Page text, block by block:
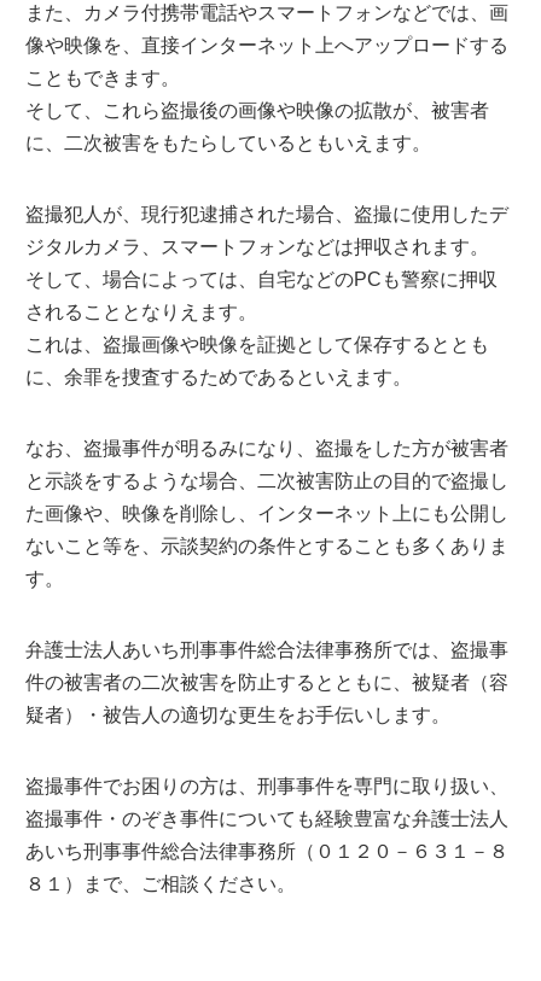
また、カメラ付携帯電話やスマートフォンなどでは、画
像や映像を、直接インターネット上へアップロードする
こともできます。
そして、これら盗撮後の画像や映像の拡散が、被害者
に、二次被害をもたらしているともいえます。
盗撮犯人が、現行犯逮捕された場合、盗撮に使用したデ
ジタルカメラ、スマートフォンなどは押収されます。
そして、場合によっては、自宅などのPCも警察に押収
されることとなりえます。
これは、盗撮画像や映像を証拠として保存するととも
に、余罪を捜査するためであるといえます。
なお、盗撮事件が明るみになり、盗撮をした方が被害者
と示談をするような場合、二次被害防止の目的で盗撮し
た画像や、映像を削除し、インターネット上にも公開し
ないこと等を、示談契約の条件とすることも多くありま
す。
弁護士法人あいち刑事事件総合法律事務所では、盗撮事
件の被害者の二次被害を防止するとともに、被疑者（容
疑者）・被告人の適切な更生をお手伝いします。
盗撮事件でお困りの方は、刑事事件を専門に取り扱い、
盗撮事件・のぞき事件についても経験豊富な弁護士法人
あいち刑事事件総合法律事務所（０１２０－６３１－８
８１）まで、ご相談ください。